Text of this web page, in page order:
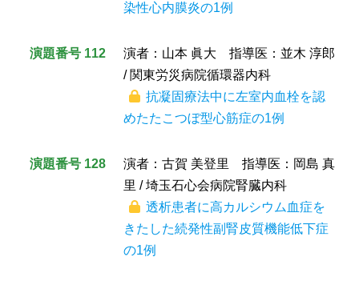
染性心内膜炎の1例
演題番号 112
演者：山本 眞大 指導医：並木 淳郎
/ 関東労災病院循環器内科
抗凝固療法中に左室内血栓を認
めたたこつぼ型心筋症の1例
演題番号 128
演者：古賀 美登里 指導医：岡島 真
里 / 埼玉石心会病院腎臓内科
透析患者に高カルシウム血症を
きたした続発性副腎皮質機能低下症
の1例